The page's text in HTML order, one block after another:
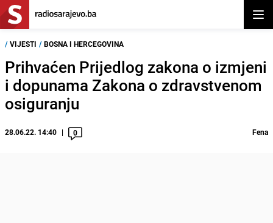
/ VIJESTI / BOSNA I HERCEGOVINA
Prihvaćen Prijedlog zakona o izmjeni
i dopunama Zakona o zdravstvenom
osiguranju
28.06.22. 14:40 0 Fena